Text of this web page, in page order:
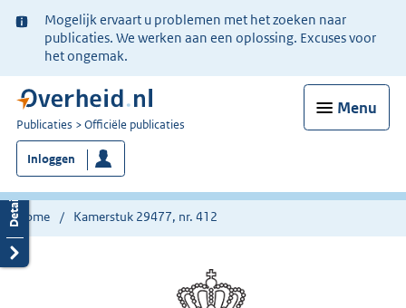
Ter
informatie:
Mogelijk ervaart u problemen met het zoeken naar
publicaties. We werken aan een oplossing. Excuses voor
het ongemak.
Menu
U
bent
nu
hier:
Publicaties Officiële publicaties
Inloggen
Home Kamerstuk 29477, nr. 412